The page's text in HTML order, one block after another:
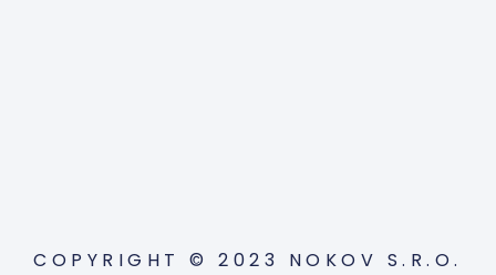
COPYRIGHT © 2023 NOKOV S.R.O.